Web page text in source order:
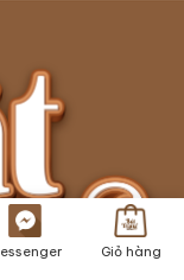
Giỏ hàng